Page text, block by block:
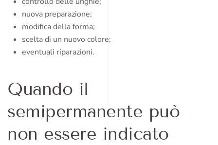
nuova preparazione;
modifica della forma;
scelta di un nuovo colore;
eventuali riparazioni.
Quando il
semipermanente può
non essere indicato